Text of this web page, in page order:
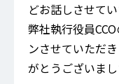
どお話しさせて
弊社執行役員
ンさせていただ
がとうございまし